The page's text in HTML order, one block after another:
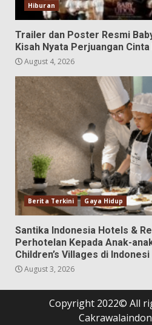
Hiburan
Trailer dan Poster Resmi
Kisah Nyata Perjuangan
August 4, 2026
Berita Terkini Gaya Hidup
Santika Indonesia Hotels &
Perhotelan Kepada Anak-
Children’s Villages di Indonesi
August 3, 2026
Copyright 2022© All